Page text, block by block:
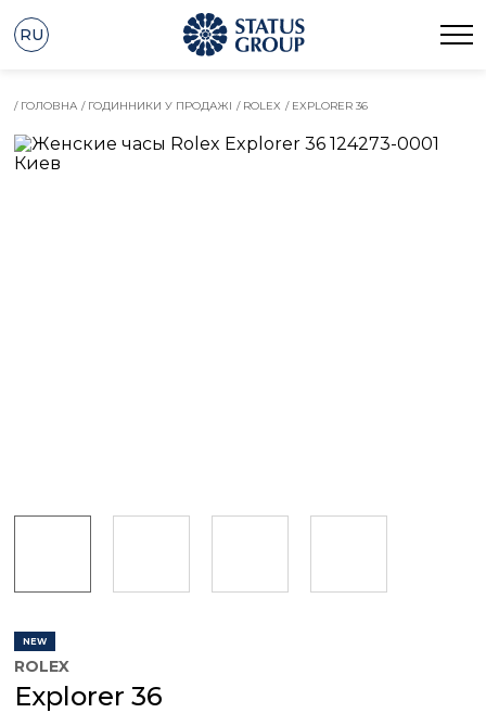
RU
/ ГОЛОВНА / ГОДИННИКИ У ПРОДАЖІ / ROLEX / EXPLORER 36
NEW
ROLEX
Explorer 36